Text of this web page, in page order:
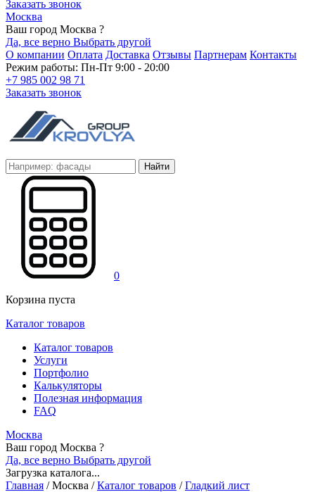
Заказать звонок
Москва
Ваш город Москва ?
Да, все верно Выбрать другой
О компании Оплата Доставка Отзывы Партнерам Контакты
Режим работы: Пн-Пт 9:00 - 20:00
+7 985 002 98 71
Заказать звонок
Найти
0
Корзина пуста
Каталог товаров
Каталог товаров
Услуги
Портфолио
Калькуляторы
Полезная информация
FAQ
Москва
Ваш город Москва ?
Да, все верно Выбрать другой
Загрузка каталога...
Главная /Москва / Каталог товаров / Гладкий лист